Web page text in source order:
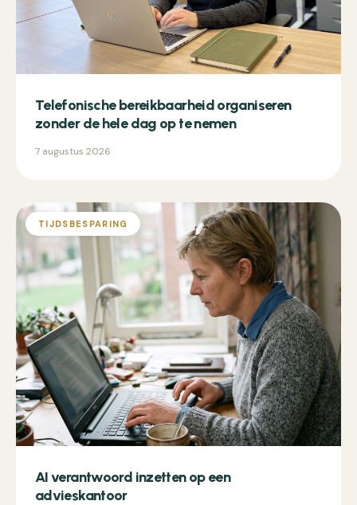
Telefonische bereikbaarheid organiseren
zonder de hele dag op te nemen
7 augustus 2026
TIJDSBESPARING
AI verantwoord inzetten op een
advieskantoor